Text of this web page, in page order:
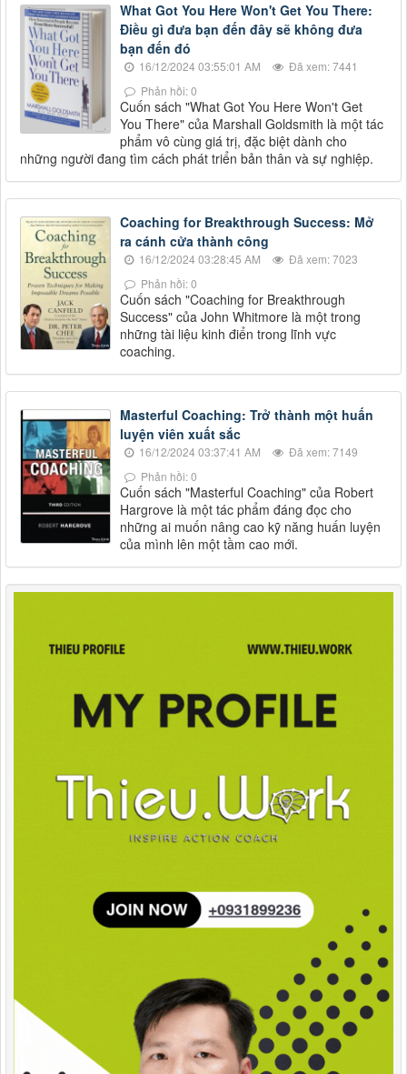
What Got You Here Won't Get You There:
Điều gì đưa bạn đến đây sẽ không đưa
bạn đến đó
16/12/2024 03:55:01 AM
Đã xem: 7441
Phản hồi: 0
Cuốn sách "What Got You Here Won't Get
You There" của Marshall Goldsmith là một tác
phẩm vô cùng giá trị, đặc biệt dành cho
những người đang tìm cách phát triển bản thân và sự nghiệp.
Coaching for Breakthrough Success: Mở
ra cánh cửa thành công
16/12/2024 03:28:45 AM
Đã xem: 7023
Phản hồi: 0
Cuốn sách "Coaching for Breakthrough
Success" của John Whitmore là một trong
những tài liệu kinh điển trong lĩnh vực
coaching.
Masterful Coaching: Trở thành một huấn
luyện viên xuất sắc
16/12/2024 03:37:41 AM
Đã xem: 7149
Phản hồi: 0
Cuốn sách "Masterful Coaching" của Robert
Hargrove là một tác phẩm đáng đọc cho
những ai muốn nâng cao kỹ năng huấn luyện
của mình lên một tầm cao mới.